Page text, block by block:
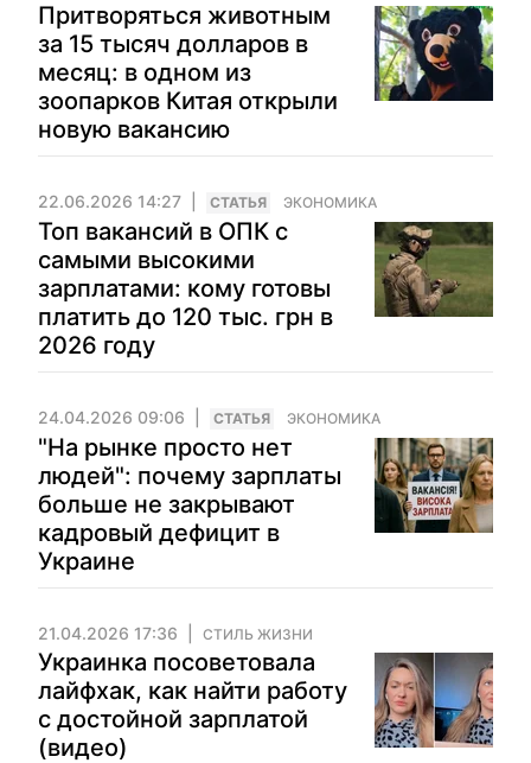
Притворяться животным
за 15 тысяч долларов в
месяц: в одном из
зоопарков Китая открыли
новую вакансию
22.06.2026 14:27 CТАТЬЯ ЭКОНОМИКА
Топ вакансий в ОПК с
самыми высокими
зарплатами: кому готовы
платить до 120 тыс. грн в
2026 году
24.04.2026 09:06 CТАТЬЯ ЭКОНОМИКА
"На рынке просто нет
людей": почему зарплаты
больше не закрывают
кадровый дефицит в
Украине
21.04.2026 17:36 СТИЛЬ ЖИЗНИ
Украинка посоветовала
лайфхак, как найти работу
с достойной зарплатой
(видео)